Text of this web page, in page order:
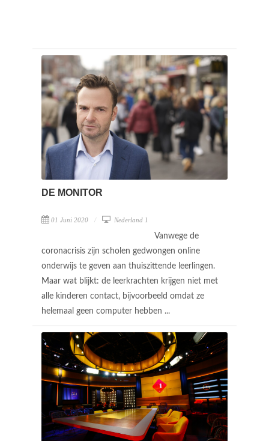
DE MONITOR
01 Juni 2020 Nederland 1
Vanwege de
coronacrisis zijn scholen gedwongen online
onderwijs te geven aan thuiszittende leerlingen.
Maar wat blijkt: de leerkrachten krijgen niet met
alle kinderen contact, bijvoorbeeld omdat ze
helemaal geen computer hebben ...